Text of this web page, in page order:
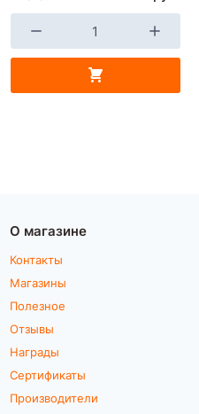
О магазине
Контакты
Магазины
Полезное
Отзывы
Награды
Сертификаты
Производители